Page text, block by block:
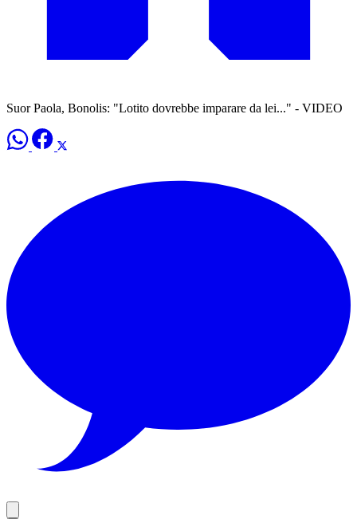
Suor Paola, Bonolis: "Lotito dovrebbe imparare da lei..." - VIDEO